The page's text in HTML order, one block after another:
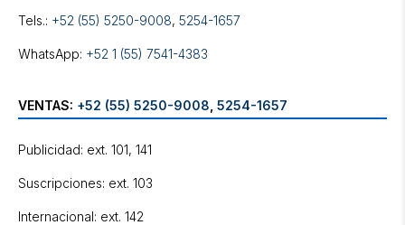
Tels.: +52 (55) 5250-9008, 5254-1657
WhatsApp: +52 1 (55) 7541-4383
VENTAS: +52 (55) 5250-9008 5254-1657
Publicidad: ext. 101, 141
Suscripciones: ext. 103
Internacional: ext. 142